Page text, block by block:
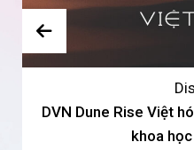
DVN Dune Rise Việt
khoa